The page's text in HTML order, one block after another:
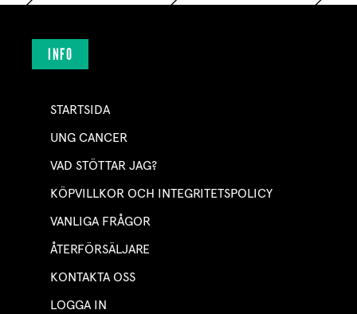
INFO
STARTSIDA
UNG CANCER
VAD STÖTTAR JAG?
KÖPVILLKOR OCH INTEGRITETSPOLICY
VANLIGA FRÅGOR
ÅTERFÖRSÄLJARE
KONTAKTA OSS
LOGGA IN